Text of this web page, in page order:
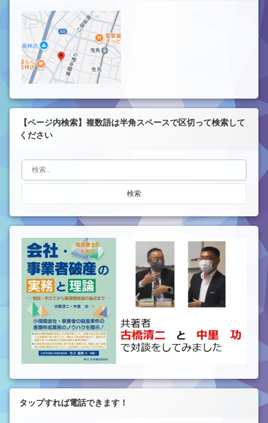
【ページ内検索】複数語は半角スペースで区切って検索して
ください
検索:
タップすれば電話できます！